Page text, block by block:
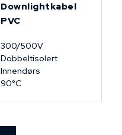
Downlightkabel
PVC
300/500V
Dobbeltisolert
Innendørs
90°C